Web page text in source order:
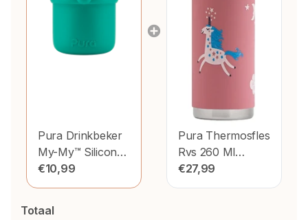
Pura Drinkbeker
My-My™ Siliconen
Mint 150Ml
€10,99
Pura Thermosfles
Rvs 260 Ml
Tuitspeen
Unicorn Sleeve
€27,99
Totaal